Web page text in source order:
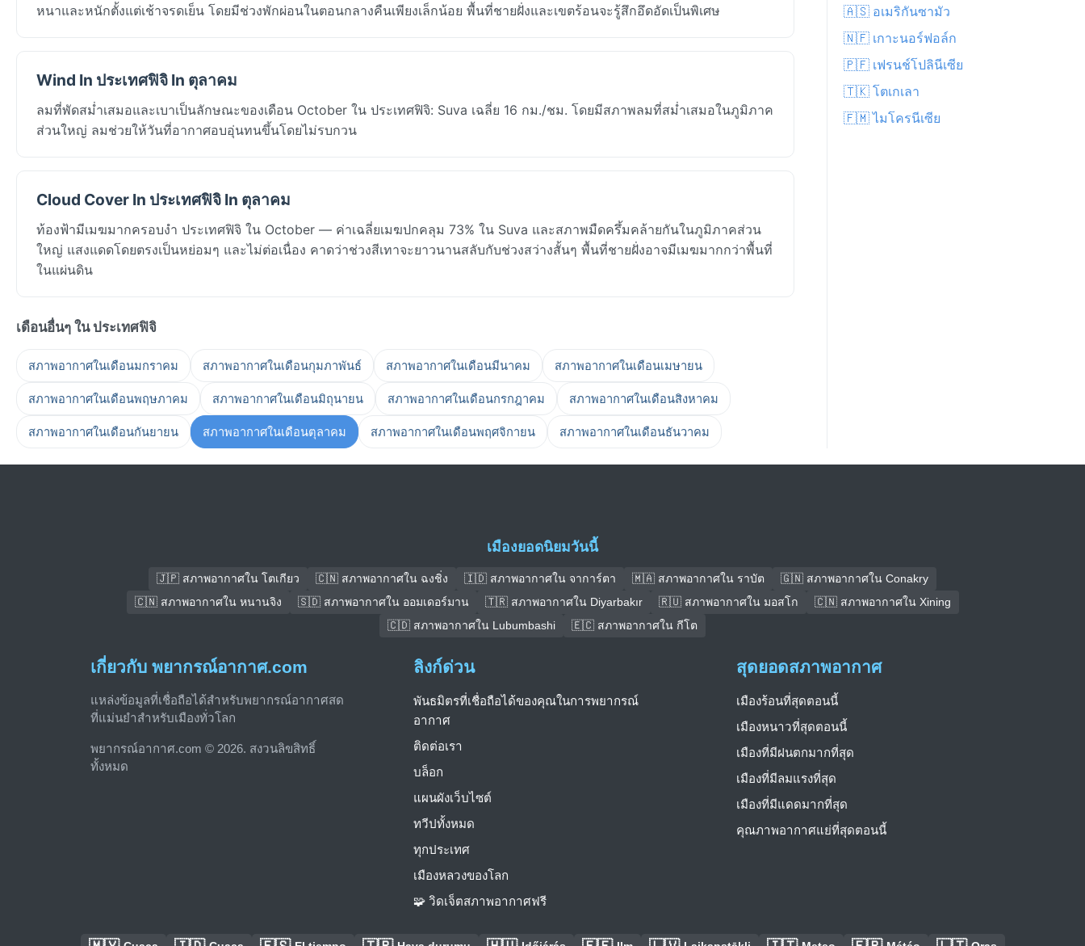
หนาและหนักตั้งแต่เช้าจรดเย็น โดยมีช่วงพักผ่อนในตอนกลางคืนเพียงเล็กน้อย พื้นที่ชายฝั่งและเขตร้อนจะรู้สึกอึดอัดเป็นพิเศษ
Wind In ประเทศฟิจิ In ตุลาคม
ลมที่พัดสม่ำเสมอและเบาเป็นลักษณะของเดือน October ใน ประเทศฟิจิ: Suva เฉลี่ย 16 กม./ชม. โดยมีสภาพลมที่สม่ำเสมอในภูมิภาค
ส่วนใหญ่ ลมช่วยให้วันที่อากาศอบอุ่นทนขึ้นโดยไม่รบกวน
Cloud Cover In ประเทศฟิจิ In ตุลาคม
ท้องฟ้ามีเมฆมากครอบงำ ประเทศฟิจิ ใน October — ค่าเฉลี่ยเมฆปกคลุม 73% ใน Suva และสภาพมืดครึ้มคล้ายกันในภูมิภาคส่วน
ใหญ่ แสงแดดโดยตรงเป็นหย่อมๆ และไม่ต่อเนื่อง คาดว่าช่วงสีเทาจะยาวนานสลับกับช่วงสว่างสั้นๆ พื้นที่ชายฝั่งอาจมีเมฆมากกว่าพื้นที่
ในแผ่นดิน
เดือนอื่นๆ ใน ประเทศฟิจิ
สภาพอากาศในเดือนมกราคม สภาพอากาศในเดือนกุมภาพันธ์ สภาพอากาศในเดือนมีนาคม สภาพอากาศในเดือนเมษายน
สภาพอากาศในเดือนพฤษภาคม สภาพอากาศในเดือนมิถุนายน สภาพอากาศในเดือนกรกฎาคม สภาพอากาศในเดือนสิงหาคม
สภาพอากาศในเดือนกันยายน สภาพอากาศในเดือนตุลาคม สภาพอากาศในเดือนพฤศจิกายน สภาพอากาศในเดือนธันวาคม
🇦🇸 อเมริกันซามัว
🇳🇫 เกาะนอร์ฟอล์ก
🇵🇫 เฟรนช์โปลินีเซีย
🇹🇰 โตเกเลา
🇫🇲 ไมโครนีเซีย
เมืองยอดนิยมวันนี้
🇯🇵 สภาพอากาศใน โตเกียว 🇨🇳 สภาพอากาศใน ฉงชิ่ง 🇮🇩 สภาพอากาศใน จาการ์ตา 🇲🇦 สภาพอากาศใน ราบัต
🇬🇳 สภาพอากาศใน Conakry
🇨🇳 สภาพอากาศใน หนานจิง
🇸🇩 สภาพอากาศใน ออมเดอร์มาน 🇹🇷 สภาพอากาศใน Diyarbakır 🇷🇺 สภาพอากาศใน มอสโก
🇨🇳 สภาพอากาศใน Xining
🇨🇩 สภาพอากาศใน Lubumbashi
🇪🇨 สภาพอากาศใน กีโต
เกี่ยวกับ พยากรณ์อากาศ.com
แหล่งข้อมูลที่เชื่อถือได้สำหรับพยากรณ์อากาศสด
ที่แม่นยำสำหรับเมืองทั่วโลก
พยากรณ์อากาศ.com © 2026. สงวนลิขสิทธิ์
ทั้งหมด
ลิงก์ด่วน
พันธมิตรที่เชื่อถือได้ของคุณในการพยากรณ์
อากาศ
ติดต่อเรา
บล็อก
แผนผังเว็บไซต์
ทวีปทั้งหมด
ทุกประเทศ
เมืองหลวงของโลก
🧩 วิดเจ็ตสภาพอากาศฟรี
สุดยอดสภาพอากาศ
เมืองร้อนที่สุดตอนนี้
เมืองหนาวที่สุดตอนนี้
เมืองที่มีฝนตกมากที่สุด
เมืองที่มีลมแรงที่สุด
เมืองที่มีแดดมากที่สุด
คุณภาพอากาศแย่ที่สุดตอนนี้